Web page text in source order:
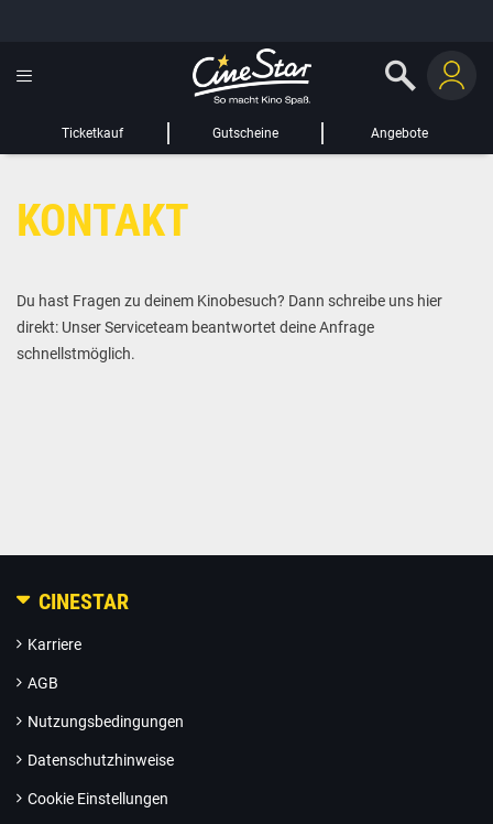
Ticketkauf Gutscheine Angebote
LIEBER CINESTAR-GAST,
Sie werden nun auf eine Website eines Drittanbieters weitergeleitet.
WEITER ZUR EXTERNEN SEITE
GUTSCHEIN HINZUFÜGEN
Gutschein
Gültig bis:
KONTAKT
Du hast Fragen zu deinem Kinobesuch? Dann schreibe uns hier
direkt: Unser Serviceteam beantwortet deine Anfrage
schnellstmöglich.
CINESTAR
Karriere
AGB
Nutzungsbedingungen
Datenschutzhinweise
Cookie Einstellungen